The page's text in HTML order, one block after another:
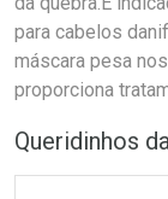
para cabelos
máscara pesa
proporciona
Queridinhos